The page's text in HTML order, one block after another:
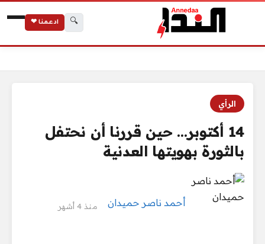
🔍 ادعمنا ❤
الرأي
14 أكتوبر… حين قررنا أن نحتفل
بالثورة بهويتها العدنية
أحمد ناصر حميدان منذ 4 أشهر